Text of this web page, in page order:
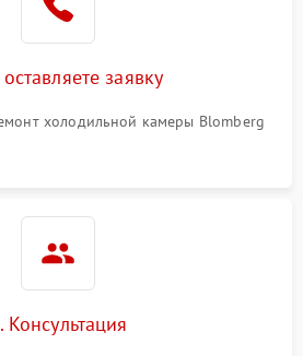
заявку
холодильной камеры Blomberg
Консультация